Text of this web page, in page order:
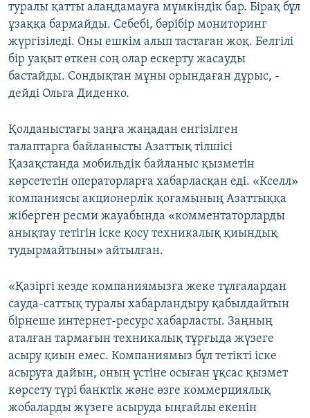
туралы қатты алаңдамауға мүмкіндік бар. Бірақ бұл
ұзаққа бармайды. Себебі, бәрібір мониторинг
жүргізіледі. Оны ешкім алып тастаған жоқ. Белгілі
бір уақыт өткен соң олар ескерту жасауды
бастайды. Сондықтан мұны орындаған дұрыс, -
дейді Ольга Диденко.
Қолданыстағы заңға жаңадан енгізілген
талаптарға байланысты Азаттық тілшісі
Қазақстанда мобильдік байланыс қызметін
көрсететін операторларға хабарласқан еді. «Кселл»
компаниясы акционерлік қоғамының Азаттыққа
жіберген ресми жауабында «комментаторларды
анықтау тетігін іске қосу техникалық қиындық
тудырмайтыны» айтылған.
«Қазіргі кезде компаниямызға жеке тұлғалардан
сауда-саттық туралы хабарландыру қабылдайтын
бірнеше интернет-ресурс хабарласты. Заңның
аталған тармағын техникалық тұрғыда жүзеге
асыру қиын емес. Компаниямыз бұл тетікті іске
асыруға дайын, оның үстіне осыған ұқсас қызмет
көрсету түрі банктік және өзге коммерциялық
жобаларды жүзеге асыруда ыңғайлы екенін